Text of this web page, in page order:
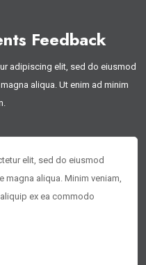
Feedback
adipiscing elit, sed do eiusmod
aliqua. Ut enim ad minim
elit, sed do eiusmod
aliqua. Minim veniam,
ex ea commodo